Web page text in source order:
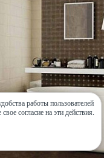
работы пользователей
согласие на эти действия.